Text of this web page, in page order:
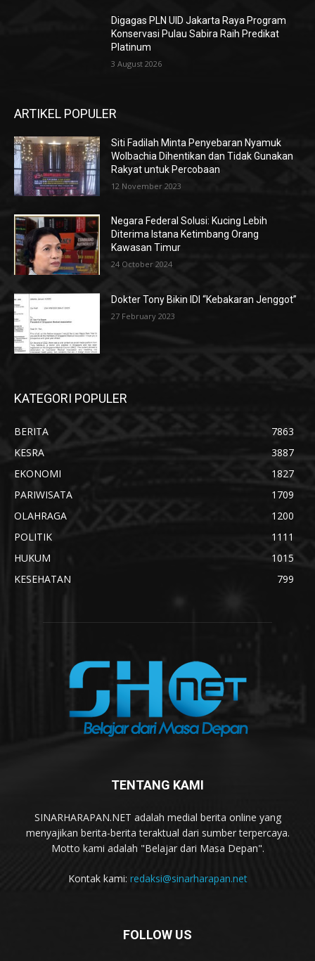
Digagas PLN UID Jakarta Raya Program
Konservasi Pulau Sabira Raih Predikat
Platinum
3 August 2026
ARTIKEL POPULER
Siti Fadilah Minta Penyebaran Nyamuk
Wolbachia Dihentikan dan Tidak Gunakan
Rakyat untuk Percobaan
12 November 2023
Negara Federal Solusi: Kucing Lebih
Diterima Istana Ketimbang Orang
Kawasan Timur
24 October 2024
Dokter Tony Bikin IDI “Kebakaran Jenggot”
27 February 2023
KATEGORI POPULER
BERITA
7863
KESRA
3887
EKONOMI
1827
PARIWISATA
1709
OLAHRAGA
1200
POLITIK
1111
HUKUM
1015
KESEHATAN
799
TENTANG KAMI
SINARHARAPAN.NET adalah medial berita online yang
menyajikan berita-berita teraktual dari sumber terpercaya.
Motto kami adalah "Belajar dari Masa Depan".
Kontak kami: redaksi@sinarharapan.net
FOLLOW US